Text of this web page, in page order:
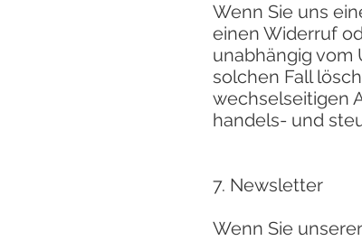
Wenn Sie uns
einen Widerruf
unabhängig vom
solchen Fall
wechselseitigen
handels- und
7. Newsletter
Wenn Sie